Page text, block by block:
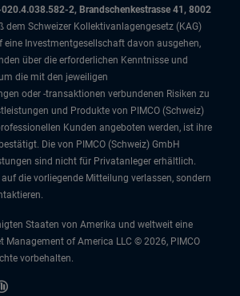
020.4.038.582-2, Brandschenkestrasse 41, 8002
dem Schweizer Kollektivanlagengesetz (KAG)
Investmentgesellschaft davon ausgehen,
über die erforderlichen Kenntnisse und
die mit den jeweiligen
oder -transaktionen verbundenen Risiken zu
und Produkte von PIMCO (Schweiz)
Kunden angeboten werden, ist ihre
Die von PIMCO (Schweiz) GmbH
sind nicht für Privatanleger erhältlich.
die vorliegende Mitteilung verlassen, sondern
Staaten von Amerika und weltweit eine
Management of America LLC © 2026, PIMCO
vorbehalten.